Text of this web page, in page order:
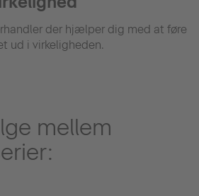
der hjælper dig med at føre
ud i virkeligheden.
mellem